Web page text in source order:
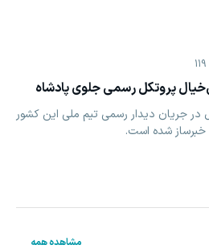
119
پروتکل رسمی جلوی پادشاه
جریان دیدار رسمی تیم ملی این کشور
شده است.
مشاهده همه